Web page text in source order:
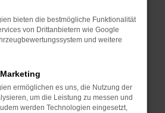
Firewall und deine
zum Beispiel deine
wie Werbeblocker,
bestimmter Seiten
die Seite in einem
bieten die bestmögliche Funktionalität
von Drittanbietern wie Google
und weitere
ermöglichen es uns, die Nutzung der
um die Leistung zu messen und
werden Technologien eingesetzt,